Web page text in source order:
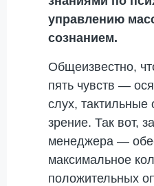
управлению
сознанием.
Общеизвестно,
пять чувств —
слух,
зрение. Так вот,
менеджера —
максимальное
положительных